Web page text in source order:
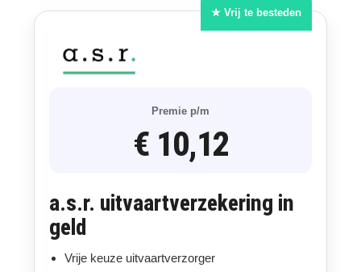
★ Vrij te besteden
Premie p/m
€ 10,12
a.s.r. uitvaartverzekering in
geld
Vrije keuze uitvaartverzorger